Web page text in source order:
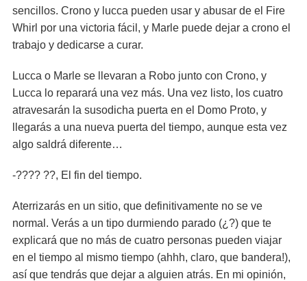
sencillos. Crono y lucca pueden usar y abusar de el Fire
Whirl por una victoria fácil, y Marle puede dejar a crono el
trabajo y dedicarse a curar.
Lucca o Marle se llevaran a Robo junto con Crono, y
Lucca lo reparará una vez más. Una vez listo, los cuatro
atravesarán la susodicha puerta en el Domo Proto, y
llegarás a una nueva puerta del tiempo, aunque esta vez
algo saldrá diferente…
-???? ??, El fin del tiempo.
Aterrizarás en un sitio, que definitivamente no se ve
normal. Verás a un tipo durmiendo parado (¿?) que te
explicará que no más de cuatro personas pueden viajar
en el tiempo al mismo tiempo (ahhh, claro, que bandera!),
así que tendrás que dejar a alguien atrás. En mi opinión,